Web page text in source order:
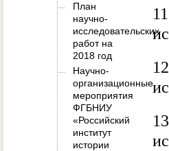
План
научно-
исследовательских
работ на
2018 год
Научно-
организационные
мероприятия
ФГБНИУ
«Российский
институт
истории